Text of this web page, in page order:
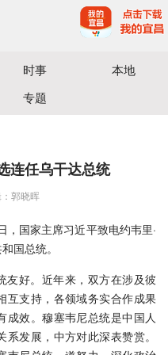
时事
本地
专题
连任乌干达总统
郭晓晖
国家主席习近平致电约韦里·
国总统。
友好。近年来，双方在涉及彼
互支持，各领域务实合作成果
成效。穆塞韦尼总统是中国人
发展，中方对此深表赞赏。